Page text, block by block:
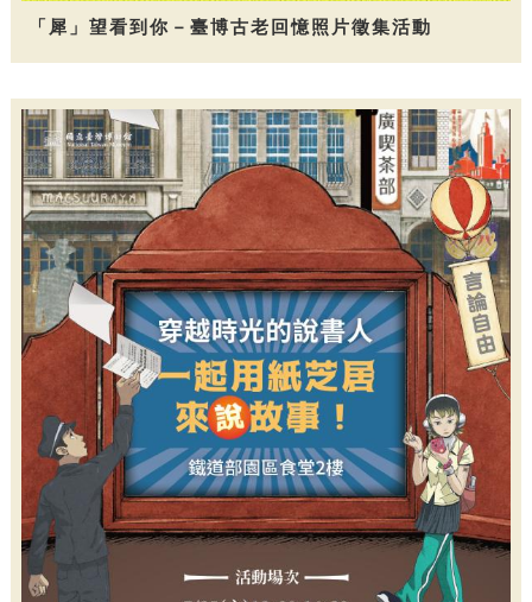
「犀」望看到你－臺博古老回憶照片徵集活動